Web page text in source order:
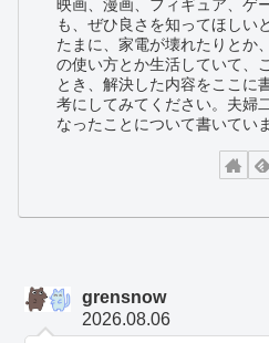
映画、漫画、フィギュア、ゲ
も、ぜひ良さを知ってほしい
たまに、家電が壊れたりとか
の使い方とか生活していて、
とき、解決した内容をここに
考にしてみてください。夫婦
なったことについて書いてい
grensnow
2026.08.06